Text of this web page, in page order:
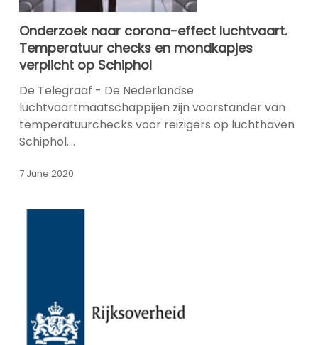
naar
corona-
effect
luchtvaart.
Temperatuur
checks
en
verplicht
Schiphol
Onderzoek naar corona-effect luchtvaart.
Temperatuur checks en mondkapjes
verplicht op Schiphol
De Telegraaf - De Nederlandse
luchtvaartmaatschappijen zijn voorstander van
temperatuurchecks voor reizigers op luchthaven
Schiphol.…
7 June 2020